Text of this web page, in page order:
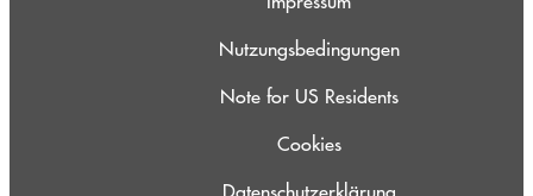
Nutzungsbedingungen
Note for US Residents
Cookies